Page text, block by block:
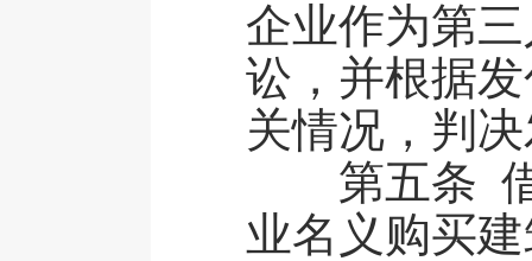
企业作为第
讼，并根据
关情况，判
第五条 借
业名义购买